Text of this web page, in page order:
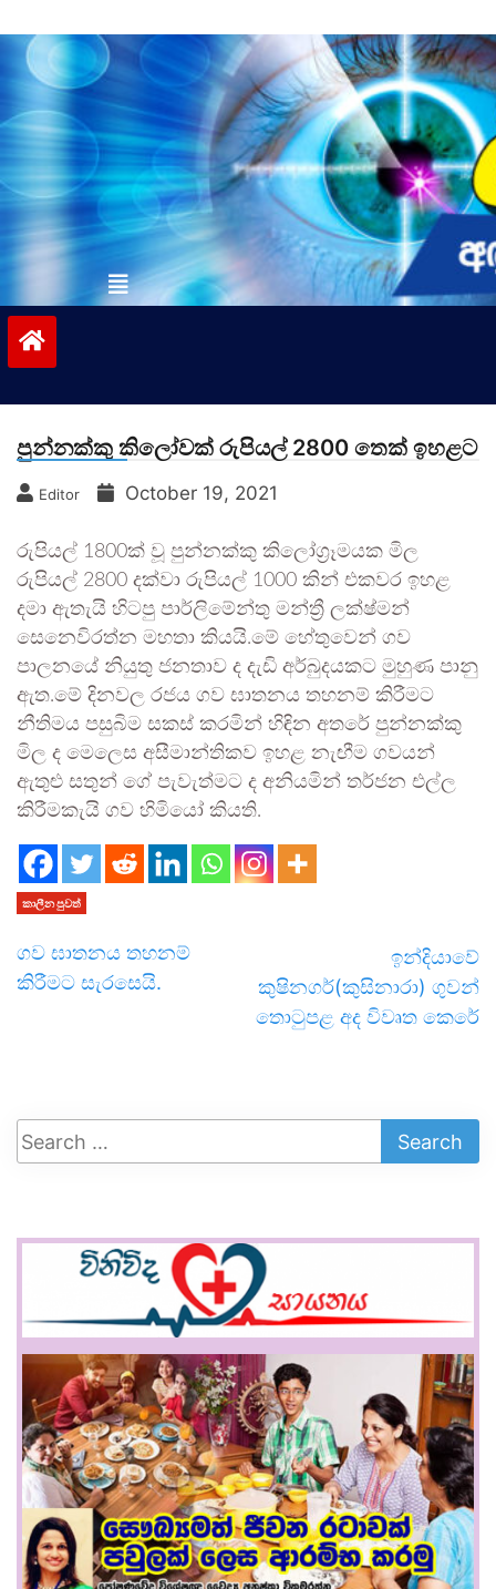
to
contentvinivida.lk
පුන්නක්කු කිලෝවක් රුපියල් 2800 තෙක් ඉහළට
Editor October 19, 2021
රුපියල් 1800ක් වූ පුන්නක්කු කිලෝග්‍රෑමයක මිල
රුපියල් 2800 දක්වා රුපියල් 1000 කින් එකවර ඉහළ
දමා ඇතැයි හිටපු පාර්ලිමේන්තු මන්ත්‍රී ලක්ෂ්මන්
සෙනෙවිරත්න මහතා කියයි.මේ හේතුවෙන් ගව
පාලනයේ නියුතු ජනතාව ද දැඩි අර්බුදයකට මුහුණ පානු
ඇත.මේ දිනවල රජය ගව ඝාතනය තහනම් කිරීමට
නීතිමය පසුබිම සකස් කරමින් හිඳින අතරේ පුන්නක්කු
මිල ද මෙලෙස අසීමාන්තිකව ඉහළ නැඟීම ගවයන්
ඇතුළු සතුන් ගේ පැවැත්මට ද අනියමින් තර්ජන එල්ල
කිරීමකැයි ගව හිමියෝ කියති.
කාලීන පුවත්
ගව ඝාතනය තහනම්
කිරීමට සැරසෙයි.
ඉන්දියාවේ
කුෂිනගර්(කුසිනාරා) ගුවන්
තොටුපළ අද විවෘත කෙරේ